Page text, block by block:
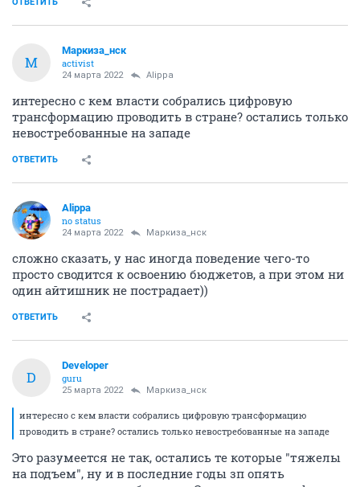
М
Маркиза_нск
activist
24 марта 2022 Alippa
интересно с кем власти собрались цифровую
трансформацию проводить в стране? остались только
невостребованные на западе
ОТВЕТИТЬ
Alippa
no status
24 марта 2022 Маркиза_нск
сложно сказать, у нас иногда поведение чего-то
просто сводится к освоению бюджетов, а при этом ни
один айтишник не пострадает))
ОТВЕТИТЬ
D
Developer
guru
25 марта 2022 Маркиза_нск
интересно с кем власти собрались цифровую трансформацию
проводить в стране? остались только невостребованные на западе
Это разумеется не так, остались те которые "тяжелы
на подъем", ну и в последние годы зп опять